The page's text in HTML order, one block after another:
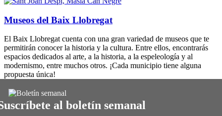
Museos del Baix Llobregat
El Baix Llobregat cuenta con una gran variedad de museos que te
permitirán conocer la historia y la cultura. Entre ellos, encontrarás
espacios dedicados al arte, a la historia, a la espeleología y al
modernismo, entre muchos otros. ¡Cada municipio tiene alguna
propuesta única!
al boletín semanal